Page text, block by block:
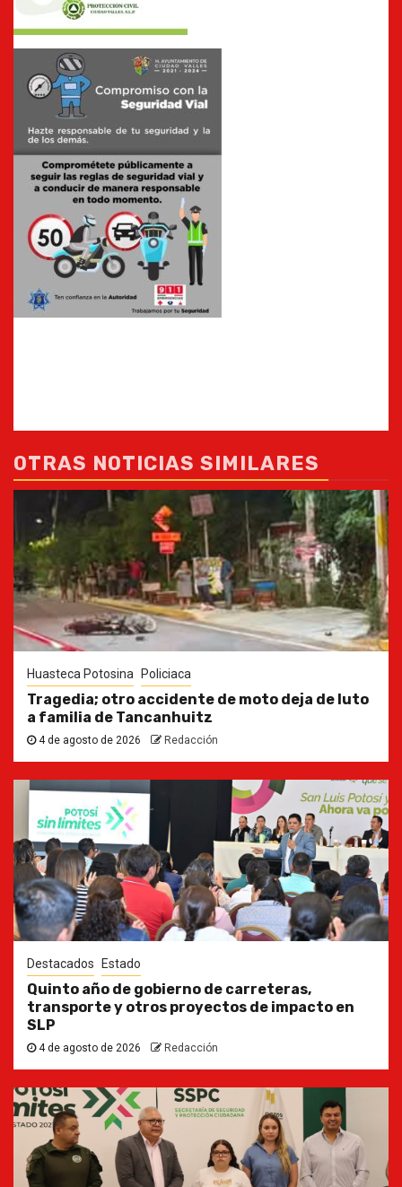
OTRAS NOTICIAS SIMILARES
Huasteca Potosina Policiaca
Tragedia; otro accidente de moto deja de luto
a familia de Tancanhuitz
4 de agosto de 2026 Redacción
Destacados Estado
Quinto año de gobierno de carreteras,
transporte y otros proyectos de impacto en
SLP
4 de agosto de 2026 Redacción